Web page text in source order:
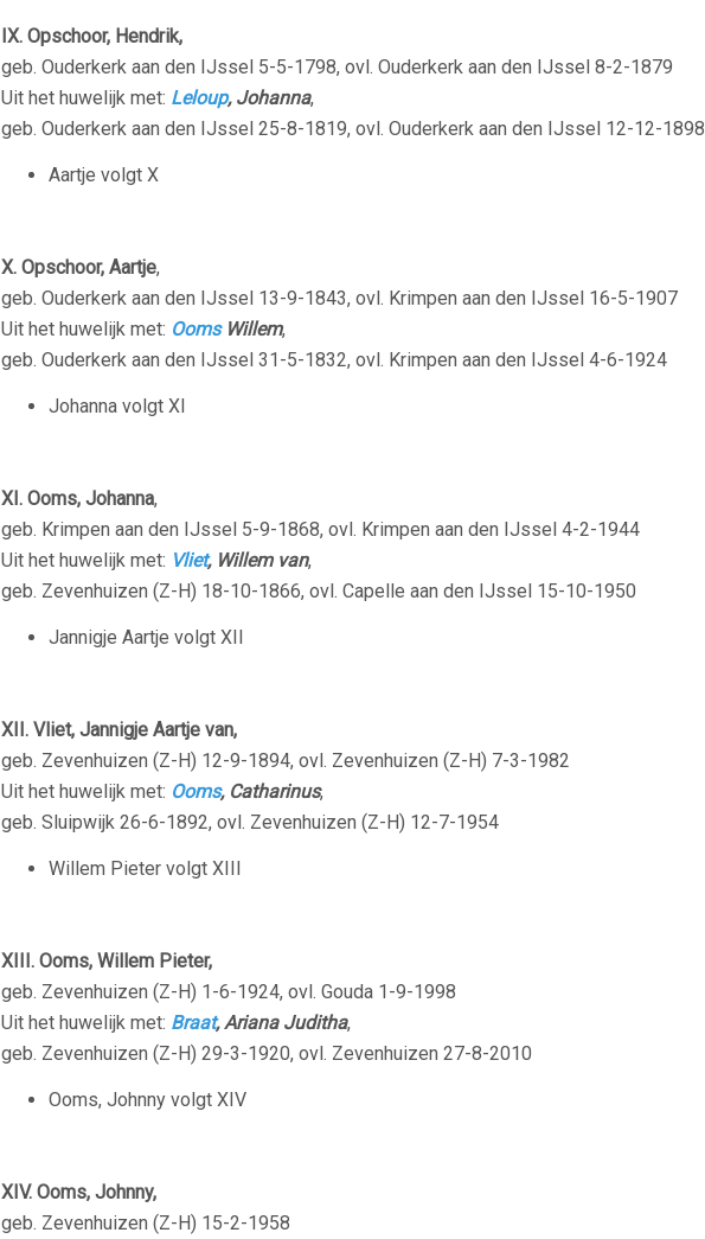
IX. Opschoor, Hendrik,
geb. Ouderkerk aan den IJssel 5-5-1798, ovl. Ouderkerk aan den IJssel 8-2-1879
Uit het huwelijk met: Leloup, Johanna,
geb. Ouderkerk aan den IJssel 25-8-1819, ovl. Ouderkerk aan den IJssel 12-12-1898
Aartje volgt X
X. Opschoor, Aartje,
geb. Ouderkerk aan den IJssel 13-9-1843, ovl. Krimpen aan den IJssel 16-5-1907
Uit het huwelijk met: OomsWillem,
geb. Ouderkerk aan den IJssel 31-5-1832, ovl. Krimpen aan den IJssel 4-6-1924
Johanna volgt XI
XI. Ooms, Johanna,
geb. Krimpen aan den IJssel 5-9-1868, ovl. Krimpen aan den IJssel 4-2-1944
Uit het huwelijk met: Vliet, Willem van,
geb. Zevenhuizen (Z-H) 18-10-1866, ovl. Capelle aan den IJssel 15-10-1950
Jannigje Aartje volgt XII
XII. Vliet, Jannigje Aartje van,
geb. Zevenhuizen (Z-H) 12-9-1894, ovl. Zevenhuizen (Z-H) 7-3-1982
Uit het huwelijk met: Ooms, Catharinus,
geb. Sluipwijk 26-6-1892, ovl. Zevenhuizen (Z-H) 12-7-1954
Willem Pieter volgt XIII
XIII. Ooms, Willem Pieter,
geb. Zevenhuizen (Z-H) 1-6-1924, ovl. Gouda 1-9-1998
Uit het huwelijk met: Braat, Ariana Juditha,
geb. Zevenhuizen (Z-H) 29-3-1920, ovl. Zevenhuizen 27-8-2010
Ooms, Johnny volgt XIV
XIV. Ooms, Johnny,
geb. Zevenhuizen (Z-H) 15-2-1958